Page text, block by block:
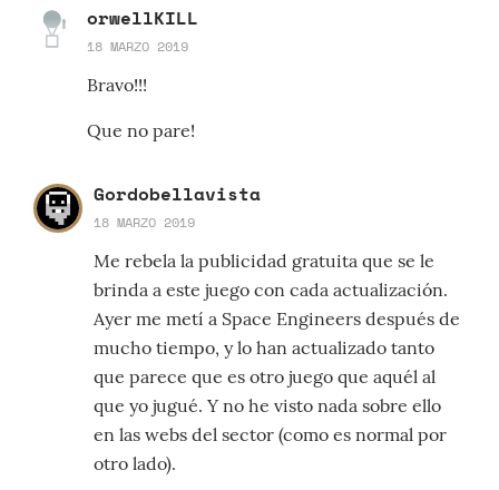
orwellKILL
18 MARZO 2019
Bravo!!!
Que no pare!
Gordobellavista
18 MARZO 2019
Me rebela la publicidad gratuita que se le
brinda a este juego con cada actualización.
Ayer me metí a Space Engineers después de
mucho tiempo, y lo han actualizado tanto
que parece que es otro juego que aquél al
que yo jugué. Y no he visto nada sobre ello
en las webs del sector (como es normal por
otro lado).